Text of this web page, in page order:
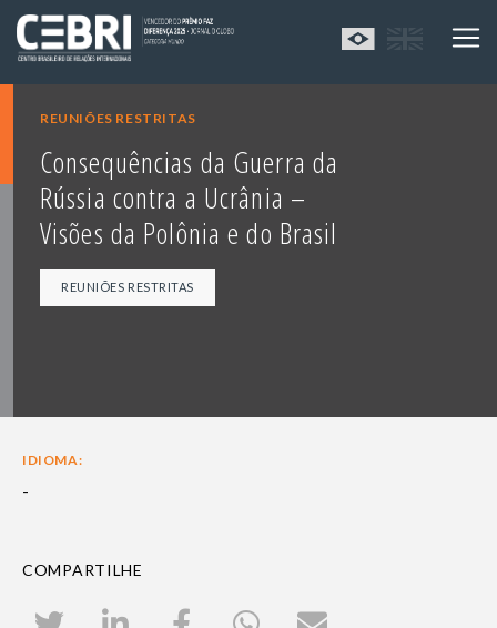
REUNIÕES RESTRITAS
Consequências da Guerra da
Rússia contra a Ucrânia –
Visões da Polônia e do Brasil
REUNIÕES RESTRITAS
IDIOMA:
-
COMPARTILHE